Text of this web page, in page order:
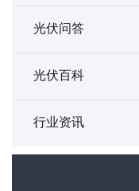
光伏问答
光伏百科
行业资讯